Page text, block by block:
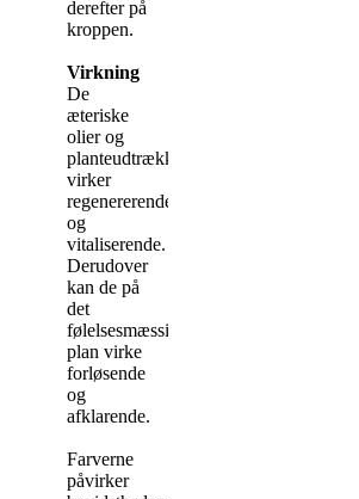
derefter på
kroppen.
Virkning
De
æteriske
olier og
planteudtrækkene
virker
regenererende
og
vitaliserende.
Derudover
kan de på
det
følelsesmæssige
plan virke
forløsende
og
afklarende.
Farverne
påvirker